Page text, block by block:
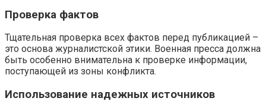
Проверка фактов
Тщательная проверка всех фактов перед публикацией –
это основа журналистской этики. Военная пресса должна
быть особенно внимательна к проверке информации,
поступающей из зоны конфликта.
Использование надежных источников